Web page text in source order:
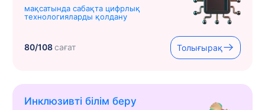
мақсатында сабақта цифрлық
технологияларды қолдану
80/108сағат Толығырақ
Инклюзивті білім беру